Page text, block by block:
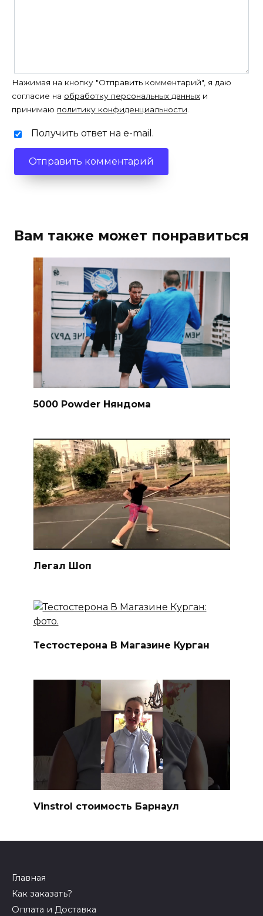
Нажимая на кнопку "Отправить комментарий", я даю
согласие на обработку персональных данных и
принимаю политику конфиденциальности.
Получить ответ на e-mail.
Вам также может понравиться
5000 Powder Няндома
Легал Шоп
Тестостерона В Магазине Курган
Vinstrol стоимость Барнаул
Главная
Как заказать?
Оплата и Доставка